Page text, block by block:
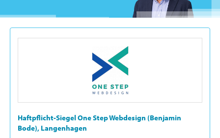
Haftpflicht-Siegel One Step Webdesign (Benjamin
Bode), Langenhagen